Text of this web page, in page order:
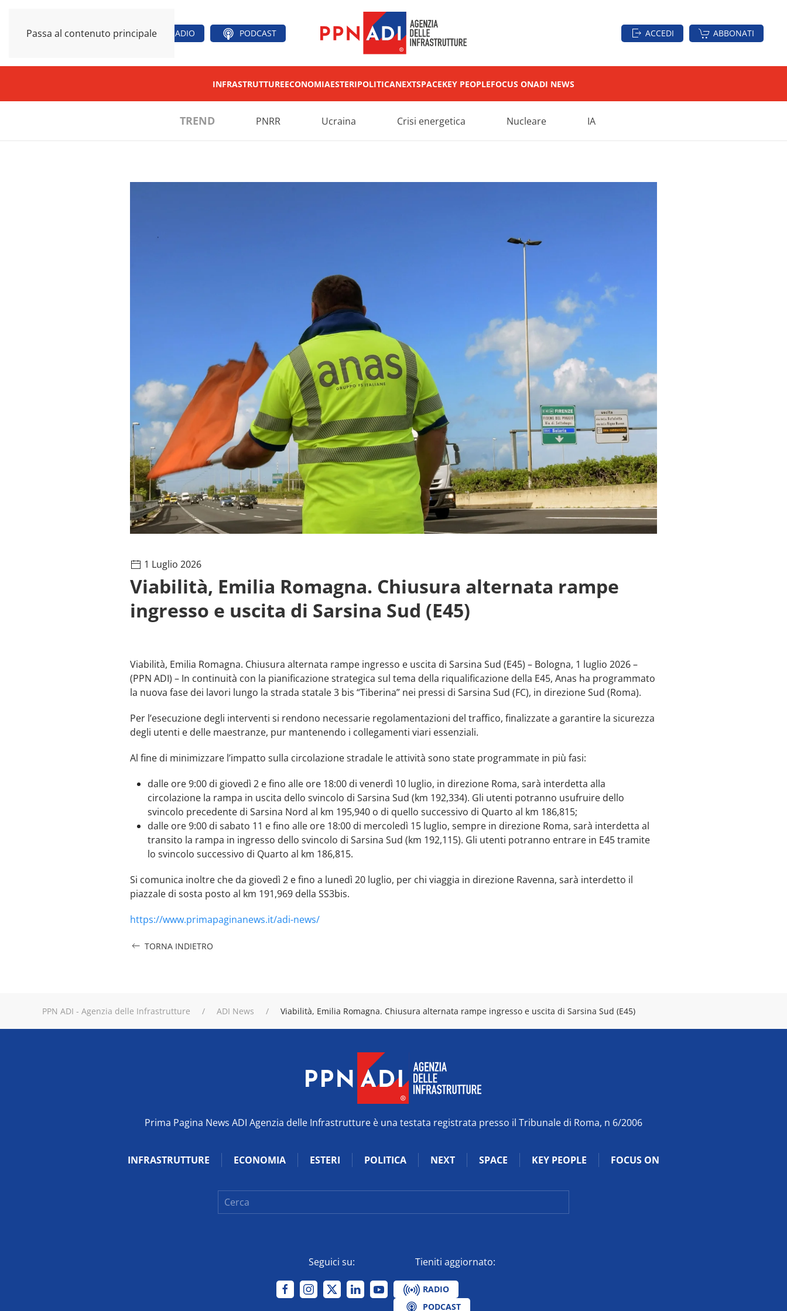
Passa al contenuto principale RADIO PODCAST ACCEDI ABBONATI
INFRASTRUTTUREECONOMIAESTERIPOLITICANEXTSPACEKEY PEOPLEFOCUS ONADI NEWS
TREND PNRR Ucraina Crisi energetica Nucleare IA
1 Luglio 2026
Viabilità, Emilia Romagna. Chiusura alternata rampe
ingresso e uscita di Sarsina Sud (E45)
Viabilità, Emilia Romagna. Chiusura alternata rampe ingresso e uscita di Sarsina Sud (E45) – Bologna, 1 luglio 2026 –
(PPN ADI) – In continuità con la pianificazione strategica sul tema della riqualificazione della E45, Anas ha programmato
la nuova fase dei lavori lungo la strada statale 3 bis “Tiberina” nei pressi di Sarsina Sud (FC), in direzione Sud (Roma).
Per l’esecuzione degli interventi si rendono necessarie regolamentazioni del traffico, finalizzate a garantire la sicurezza
degli utenti e delle maestranze, pur mantenendo i collegamenti viari essenziali.
Al fine di minimizzare l’impatto sulla circolazione stradale le attività sono state programmate in più fasi:
dalle ore 9:00 di giovedì 2 e fino alle ore 18:00 di venerdì 10 luglio, in direzione Roma, sarà interdetta alla
circolazione la rampa in uscita dello svincolo di Sarsina Sud (km 192,334). Gli utenti potranno usufruire dello
svincolo precedente di Sarsina Nord al km 195,940 o di quello successivo di Quarto al km 186,815;
dalle ore 9:00 di sabato 11 e fino alle ore 18:00 di mercoledì 15 luglio, sempre in direzione Roma, sarà interdetta al
transito la rampa in ingresso dello svincolo di Sarsina Sud (km 192,115). Gli utenti potranno entrare in E45 tramite
lo svincolo successivo di Quarto al km 186,815.
Si comunica inoltre che da giovedì 2 e fino a lunedì 20 luglio, per chi viaggia in direzione Ravenna, sarà interdetto il
piazzale di sosta posto al km 191,969 della SS3bis.
https://www.primapaginanews.it/adi-news/
TORNA INDIETRO
PPN ADI - Agenzia delle Infrastrutture ADI News Viabilità, Emilia Romagna. Chiusura alternata rampe ingresso e uscita di Sarsina Sud (E45)
Prima Pagina News ADI Agenzia delle Infrastrutture è una testata registrata presso il Tribunale di Roma, n 6/2006
INFRASTRUTTURE ECONOMIA ESTERI POLITICA NEXT SPACE KEY PEOPLE FOCUS ON
Seguici su: Tieniti aggiornato:
RADIO
PODCAST